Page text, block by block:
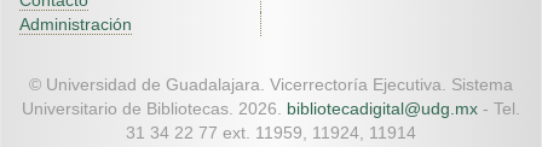
Administración
© Universidad de Guadalajara. Vicerrectoría Ejecutiva. Sistema
Universitario de Bibliotecas. 2026. bibliotecadigital@udg.mx - Tel.
31 34 22 77 ext. 11959, 11924, 11914